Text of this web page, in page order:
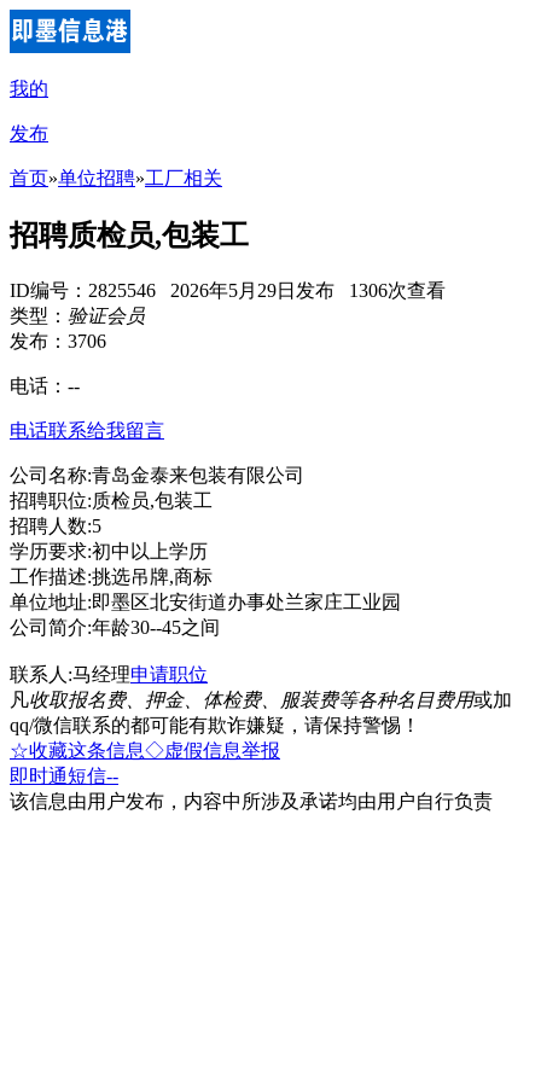
我的
发布
首页»单位招聘»工厂相关
招聘质检员,包装工
ID编号：2825546 2026年5月29日发布 1306次查看
类型： 验证会员
发布：3706
电话： --
电话联系给我留言
公司名称:青岛金泰来包装有限公司
招聘职位:质检员,包装工
招聘人数:5
学历要求:初中以上学历
工作描述:挑选吊牌,商标
单位地址:即墨区北安街道办事处兰家庄工业园
公司简介:年龄30--45之间
联系人:马经理申请职位
凡收取报名费、押金、体检费、服装费等各种名目费用或加
qq/微信联系的都可能有欺诈嫌疑，请保持警惕！
☆收藏这条信息◇虚假信息举报
即时通短信--
该信息由用户发布，内容中所涉及承诺均由用户自行负责